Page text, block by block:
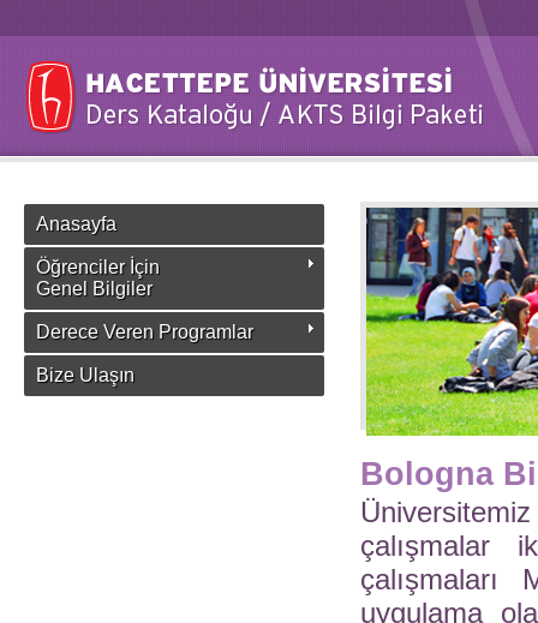
Anasayfa
Öğrenciler İçin
Genel Bilgiler
Derece Veren Programlar
Bize Ulaşın
Bologna
çalışmalar
uygulama